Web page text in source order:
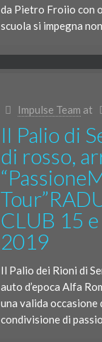
da Pietro Froiio con
scuola si impegna
Impulse Team at
Il Palio di
di rosso,
CLUB 15
2019
Il Palio dei Rioni di
auto d’epoca Alfa
una valida
condivisione di